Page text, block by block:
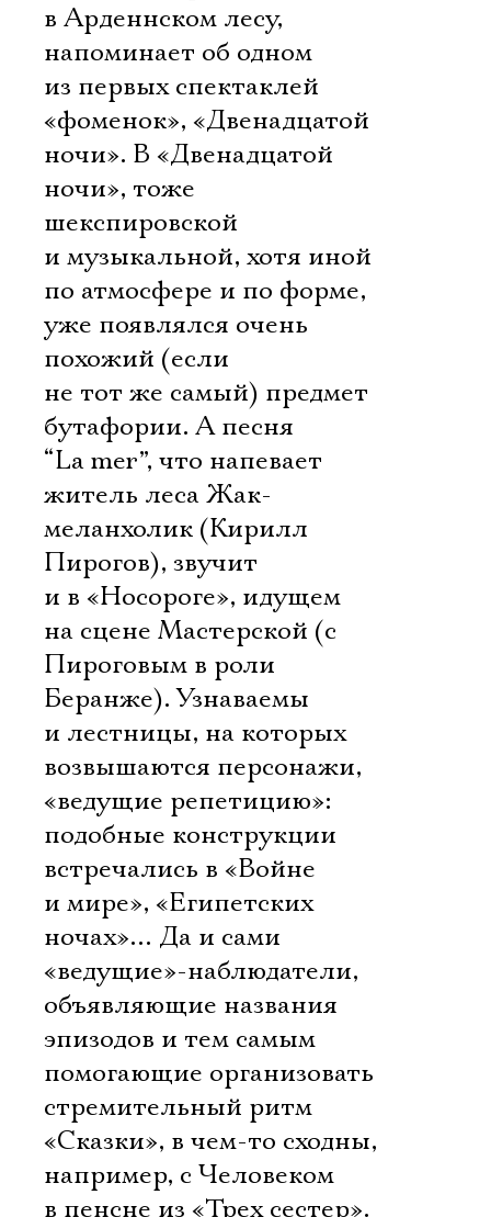
в Арденнском лесу,
напоминает об одном
из первых спектаклей
«фоменок», «Двенадцатой
ночи». В «Двенадцатой
ночи», тоже
шекспировской
и музыкальной, хотя иной
по атмосфере и по форме,
уже появлялся очень
похожий (если
не тот же самый) предмет
бутафории. А песня
“La mer”, что напевает
житель леса Жак-
меланхолик (Кирилл
Пирогов), звучит
и в «Носороге», идущем
на сцене Мастерской (с
Пироговым в роли
Беранже). Узнаваемы
и лестницы, на которых
возвышаются персонажи,
«ведущие репетицию»:
подобные конструкции
встречались в «Войне
и мире», «Египетских
ночах»… Да и сами
«ведущие»-наблюдатели,
объявляющие названия
эпизодов и тем самым
помогающие организовать
стремительный ритм
«Сказки», в чем-то сходны,
например, с Человеком
в пенсне из «Трех сестер».